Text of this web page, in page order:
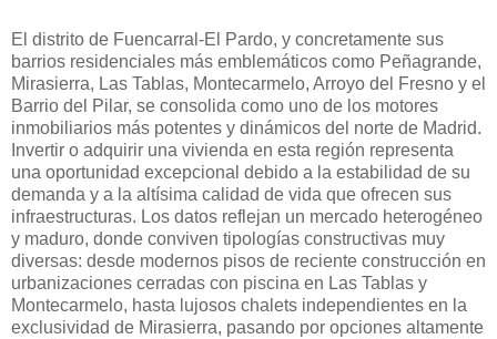
El distrito de Fuencarral-El Pardo, y concretamente sus
barrios residenciales más emblemáticos como Peñagrande,
Mirasierra, Las Tablas, Montecarmelo, Arroyo del Fresno y el
Barrio del Pilar, se consolida como uno de los motores
inmobiliarios más potentes y dinámicos del norte de Madrid.
Invertir o adquirir una vivienda en esta región representa
una oportunidad excepcional debido a la estabilidad de su
demanda y a la altísima calidad de vida que ofrecen sus
infraestructuras. Los datos reflejan un mercado heterogéneo
y maduro, donde conviven tipologías constructivas muy
diversas: desde modernos pisos de reciente construcción en
urbanizaciones cerradas con piscina en Las Tablas y
Montecarmelo, hasta lujosos chalets independientes en la
exclusividad de Mirasierra, pasando por opciones altamente